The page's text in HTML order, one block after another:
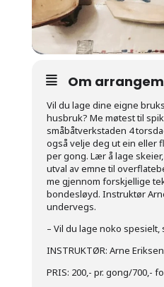
Om
Vil du lage dine eigne
husbruk? Me møtest til
småbåtverkstaden 4
også velje deg ut ein eller
per gong. Lær å lage
utval av emne til
me gjennom forskjellige
bondesløyd. Instruktør
undervegs.
– Vil du lage noko
INSTRUKTØR: Arne Eriksen
PRIS: 200,- pr. gong/700,-